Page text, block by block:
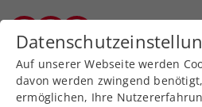
Zurück zur Newsübersicht
Auf unserer Webseite werden
davon werden zwingend
ermöglichen, Ihre